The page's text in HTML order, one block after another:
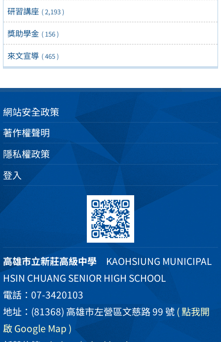
研習講座 ( 2,193 )
獎助學金 ( 156 )
來文宣導 ( 465 )
網站安全政策
著作權聲明
隱私權政策
登入
高雄市立新莊高級中學 KAOHSIUNG MUNICIPAL
HSIN CHUANG SENIOR HIGH SCHOOL
電話：07-3420103
地址：(81368) 高雄市左營區文慈路 99 號( 點我開
啟 Google Map )